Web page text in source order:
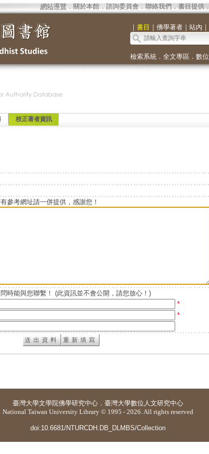
網站導覽 ． 關於本館． 諮詢委員會． 聯絡我們 ． 書目提供．
｜ 書目 ｜ 佛學著者｜ 站內 ｜
檢索系統． 全文專區 ． 數
校正著者資訊
參考網址請一併提供，感謝您！
時能與您聯繫！ (此資訊並不會公開，請您放心！)
*
*
臺灣大學文學院佛學研究中心 ． 臺灣大學數位人文研究中心
National Taiwan University Library © 1995 - 2026. All rights reserved
doi:10.6681/NTURCDH.DB_DLMBS/Collection